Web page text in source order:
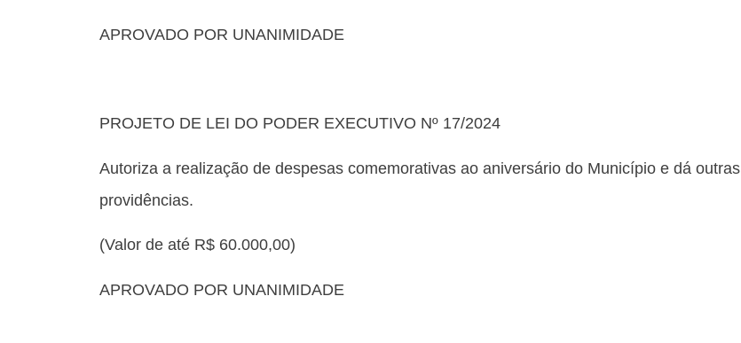
APROVADO POR UNANIMIDADE
PROJETO DE LEI DO PODER EXECUTIVO Nº 17/2024
Autoriza a realização de despesas comemorativas ao aniversário do Município e dá outras
providências.
(Valor de até R$ 60.000,00)
APROVADO POR UNANIMIDADE